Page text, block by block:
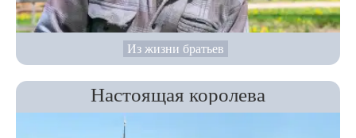
Из жизни братьев
Настоящая королева